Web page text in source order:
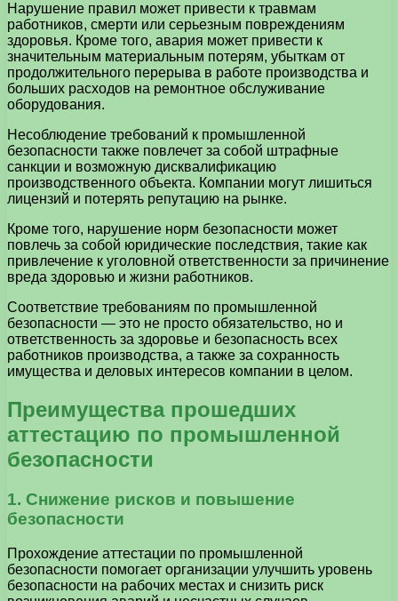
Нарушение правил может привести к травмам
работников, смерти или серьезным повреждениям
здоровья. Кроме того, авария может привести к
значительным материальным потерям, убыткам от
продолжительного перерыва в работе производства и
больших расходов на ремонтное обслуживание
оборудования.
Несоблюдение требований к промышленной
безопасности также повлечет за собой штрафные
санкции и возможную дисквалификацию
производственного объекта. Компании могут лишиться
лицензий и потерять репутацию на рынке.
Кроме того, нарушение норм безопасности может
повлечь за собой юридические последствия, такие как
привлечение к уголовной ответственности за причинение
вреда здоровью и жизни работников.
Соответствие требованиям по промышленной
безопасности — это не просто обязательство, но и
ответственность за здоровье и безопасность всех
работников производства, а также за сохранность
имущества и деловых интересов компании в целом.
Преимущества прошедших
аттестацию по промышленной
безопасности
1. Снижение рисков и повышение
безопасности
Прохождение аттестации по промышленной
безопасности помогает организации улучшить уровень
безопасности на рабочих местах и снизить риск